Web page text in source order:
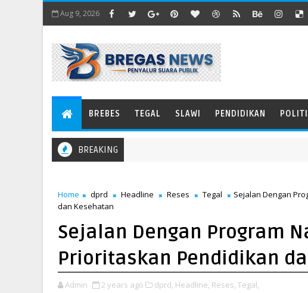
Aug 9, 2026
BREBES TEGAL SLAWI PENDIDIKAN
BREAKING
Home dprd Headline Reses Tegal
Sejalan Dengan
dan Kesehatan
Sejalan Dengan Program
Prioritaskan Pendidikan
Admin 2 years ago dprd, Headline, Reses, Tegal,